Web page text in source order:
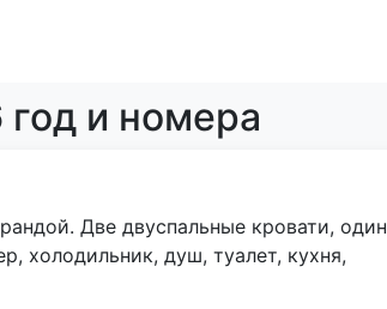
и номера
Две двуспальные кровати, один
холодильник, душ, туалет, кухня,